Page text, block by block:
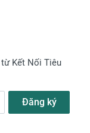
Kết Nối Tiêu
Đăng ký